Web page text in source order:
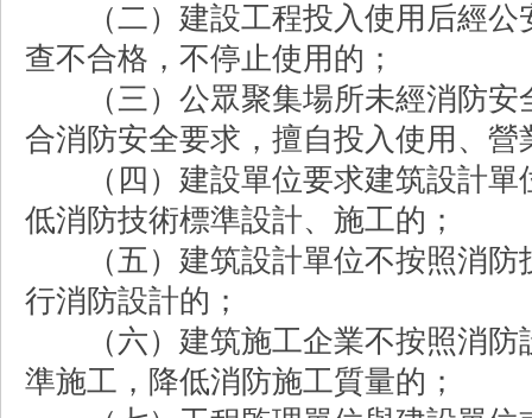
（二）建設工程投入使用后經公
查不合格，不停止使用的；
（三）公眾聚集場所未經消防安
合消防安全要求，擅自投入使用、營
（四）建設單位要求建筑設計單
低消防技術標準設計、施工的；
（五）建筑設計單位不按照消防
行消防設計的；
（六）建筑施工企業不按照消防
準施工，降低消防施工質量的；